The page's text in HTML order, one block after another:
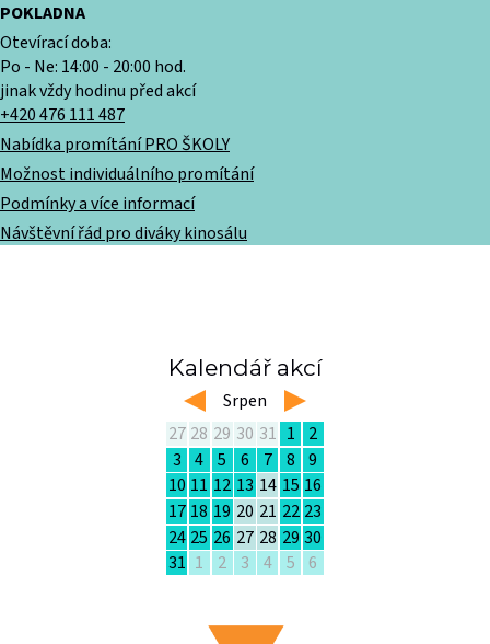
POKLADNA
Otevírací doba:
Po - Ne: 14:00 - 20:00 hod.
jinak vždy hodinu před akcí
+420 476 111 487
Nabídka promítání PRO ŠKOLY
Možnost individuálního promítání
Podmínky a více informací
Návštěvní řád pro diváky kinosálu
Kalendář akcí
left Srpen right
27 28 29 30 31 1
2
3
4 5 6 7 8
9
10 11 12 13 14 15 16
17 18 19 20 21 22 23
24 25 26 27 28 29 30
31 1 2 3 4 5 6